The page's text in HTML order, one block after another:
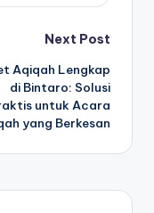
Next Post
Aqiqah Lengkap
di Bintaro: Solusi
untuk Acara
yang Berkesan